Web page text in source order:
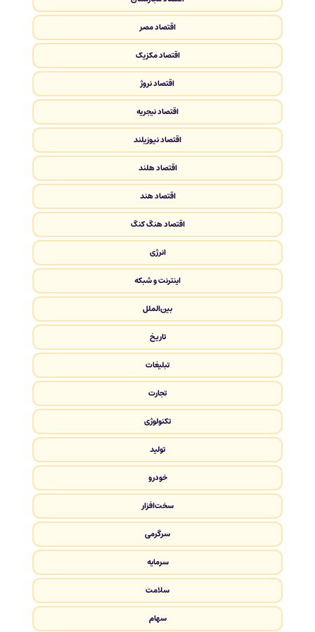
اقتصاد مصر
اقتصاد مکزیک
اقتصاد نروژ
اقتصاد نیجریه
اقتصاد نیوزیلند
اقتصاد هلند
اقتصاد هند
اقتصاد هنگ کنگ
انرژی
اینترنت و شبکه
بین‌الملل
تاریخ
تبلیغات
تجارت
تکنولوژی
تولید
خودرو
سخت‌افزار
سرگرمی
سرمایه
سلامت
سهام